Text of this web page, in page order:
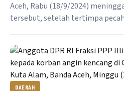
Aceh, Rabu (18/9/2024)
tersebut, setelah tertimpa
DAERAH